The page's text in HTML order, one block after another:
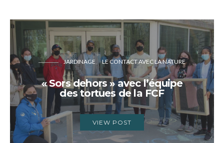
JARDINAGE LE CONTACT AVEC LA NATURE
« Sors dehors » avec l’équipe
des tortues de la FCF
VIEW POST